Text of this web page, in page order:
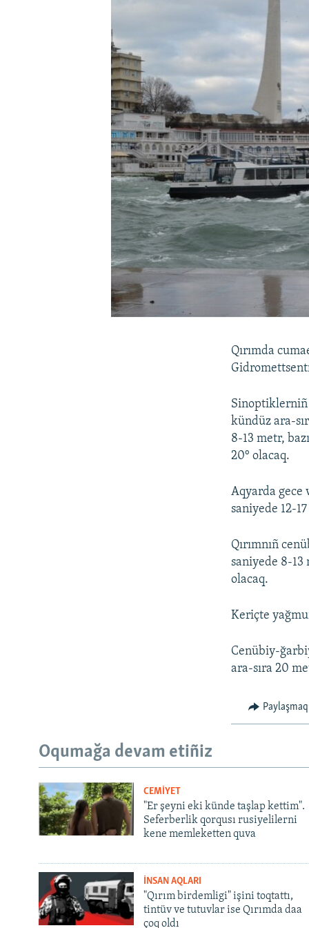
Qırımda
Sinoptiklerniñ
kündüz ara-
8-13 metr,
20° olacaq.
Aqyarda gece
saniyede 12-
Qırımnıñ
saniyede 8-13
olacaq.
Keriçte
Cenübiy-
ara-sıra 20
Paylaşmaq
Oqumağa devam etiñiz
CEMİYET
"Er şeyni eki künde taşlap kettim".
Seferberlik qorqusı rusiyelilerni
kene memleketten quva
İNSAN AQLARI
"Qırım birdemligi" işini toqtattı,
tintüv ve tutuvlar ise Qırımda daa
çoq oldı